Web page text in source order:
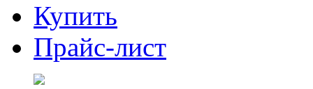
Купить
Прайс-лист